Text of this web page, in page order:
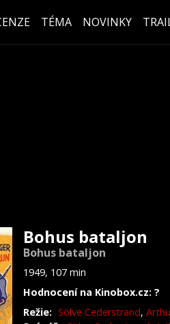
TÉMA NOVINKY
Bohus bataljon
Bohus bataljon
1949, 107 min
Hodnocení na Kinobox.cz: ?
Režie: Sölve Cederstrand,